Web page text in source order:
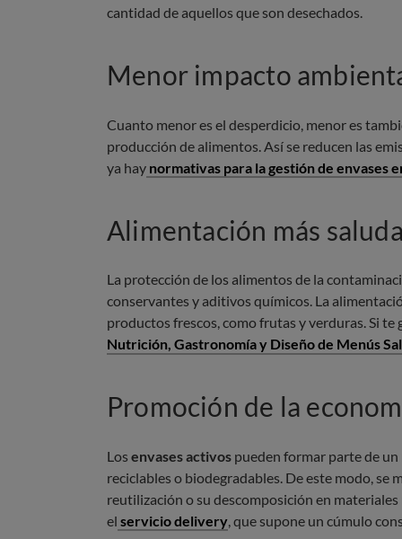
cantidad de aquellos que son desechados.
Menor impacto
Cuanto menor es el desperdicio, menor es
producción de alimentos. Así se reducen las
ya hay normativas para la gestión de envases
Alimentación más
La protección de los alimentos de la
conservantes y aditivos químicos. La
productos frescos, como frutas y verduras. Si
Nutrición, Gastronomía y Diseño de Menús
Promoción de la
Los envases activos pueden formar parte de
reciclables o biodegradables. De este modo, se
reutilización o su descomposición en
el servicio delivery, que supone un cúmulo